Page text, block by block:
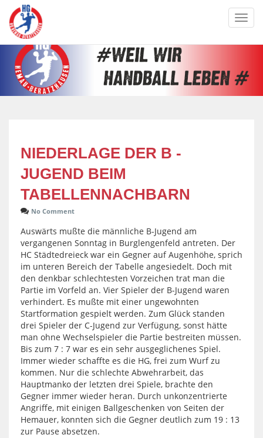
NIEDERLAGE DER B -
JUGEND BEIM
TABELLENNACHBARN
No Comment
Auswärts mußte die männliche B-Jugend am
vergangenen Sonntag in Burglengenfeld antreten. Der
HC Städtedreieck war ein Gegner auf Augenhöhe, sprich
im unteren Bereich der Tabelle angesiedelt. Doch mit
den denkbar schlechtesten Vorzeichen trat man die
Partie im Vorfeld an. Vier Spieler der B-Jugend waren
verhindert. Es mußte mit einer ungewohnten
Startformation gespielt werden. Zum Glück standen
drei Spieler der C-Jugend zur Verfügung, sonst hätte
man ohne Wechselspieler die Partie bestreiten müssen.
Bis zum 7 : 7 war es ein sehr ausgeglichenes Spiel.
Immer wieder schaffte es die HG, frei zum Wurf zu
kommen. Nur die schlechte Abwehrarbeit, das
Hauptmanko der letzten drei Spiele, brachte den
Gegner immer wieder heran. Durch unkonzentrierte
Angriffe, mit einigen Ballgeschenken von Seiten der
Hemauer, konnten sich die Gegner deutlich zum 19 : 13
zur Pause absetzen.